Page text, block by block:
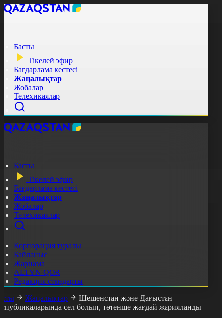
Басты
Тікелей эфир
Бағдарлама кестесі
Жаңалықтар
Жобалар
Телехикаялар
Басты
Тікелей эфир
Бағдарлама кестесі
Жаңалықтар
Жобалар
Телехикаялар
Корпорация туралы
Байланыс
Жарнама
ALTYN QOR
Редакция стандарты
Жаңалықтар
Шешенстан және Дағыстан
сел болып, төтенше жағдай жарияланды